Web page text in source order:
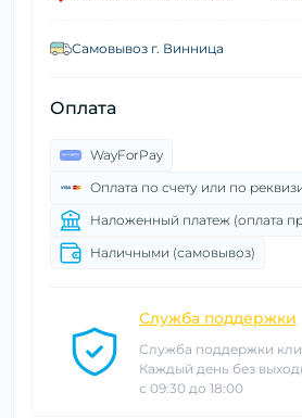
Самовывоз г. Винница
Оплата
WayForPay
Оплата по счету или по
Наложенный платеж (оплата
Наличными (самовывоз)
Служба поддержки
Служба поддержки
Каждый день без
с 09:30 до 18:00